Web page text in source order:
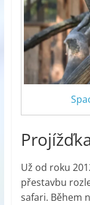
Už od roku
přestavbu
safari. Během